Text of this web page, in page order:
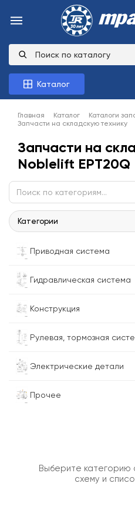
Каталог
Главная Каталог
Каталоги
Запчасти на складскую технику
Запчасти на
Noblelift EPT20Q
Категории
Приводная система
Гидравлическая система
Конструкция
Рулевая, тормозная
Электрические детали
Прочее
Выберите категорию
схему и